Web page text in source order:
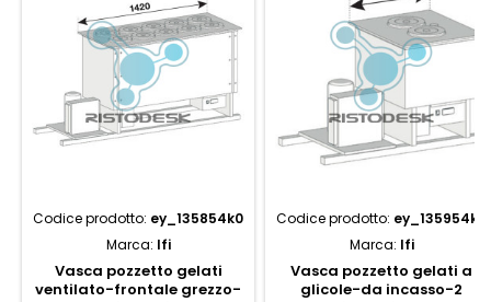
Codice prodotto: ey_135854k0
Marca: Ifi
Vasca pozzetto gelati
ventilato-frontale grezzo-
Codice prodotto: ey_135954k0
Marca: Ifi
Vasca pozzetto gelati a
glicole-da incasso-2